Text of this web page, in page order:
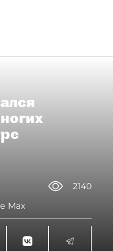
2140
Max